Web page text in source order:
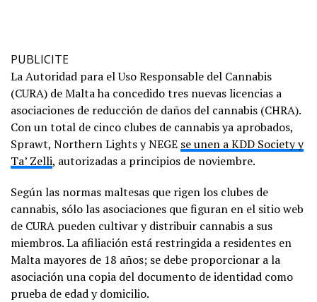
PUBLICITE
La Autoridad para el Uso Responsable del Cannabis
(CURA) de Malta ha concedido tres nuevas licencias a
asociaciones de reducción de daños del cannabis (CHRA).
Con un total de cinco clubes de cannabis ya aprobados,
Sprawt, Northern Lights y NEGE se unen a KDD Society y
Ta’ Zelli, autorizadas a principios de noviembre.
Según las normas maltesas que rigen los clubes de
cannabis, sólo las asociaciones que figuran en el sitio web
de CURA pueden cultivar y distribuir cannabis a sus
miembros. La afiliación está restringida a residentes en
Malta mayores de 18 años; se debe proporcionar a la
asociación una copia del documento de identidad como
prueba de edad y domicilio.